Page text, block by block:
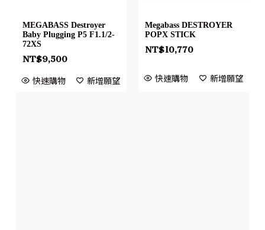
MEGABASS Destroyer
Baby Plugging P5 F1.1/2-
72XS
NT$9,500
快速購物 新增願望
Megabass DESTROYER
POPX STICK
NT$10,770
快速購物 新增願望